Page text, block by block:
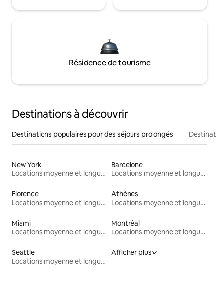
Résidence de tourisme
Destinations à découvrir
Destinations populaires pour des séjours prolongés
New York
Locations moyenne et longue durée
Barcelone
Locations moyenne et longue durée
Florence
Locations moyenne et longue durée
Athènes
Locations moyenne et longue durée
Miami
Locations moyenne et longue durée
Montréal
Locations moyenne et longue durée
Seattle
Locations moyenne et longue durée
Afficher plus